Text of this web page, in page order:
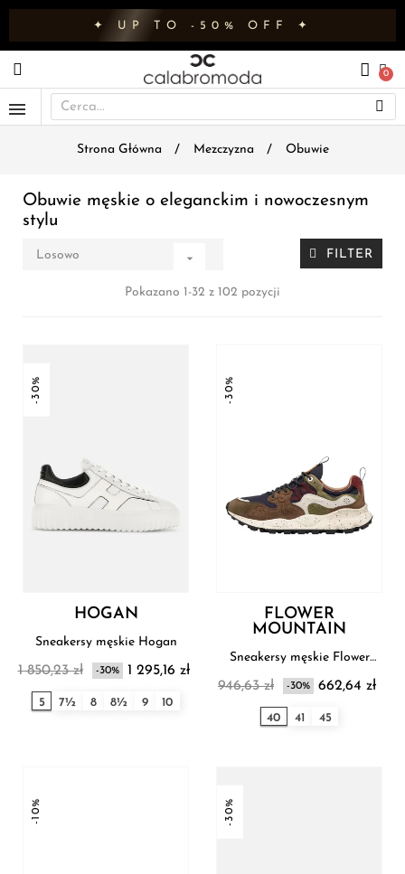
✦ UP TO -50% OFF ✦
Strona Główna Mezczyzna Obuwie
Obuwie męskie o eleganckim i nowoczesnym
stylu
Losowo  FILTER
Pokazano 1-32 z 102 pozycji
-30%
HOGAN
Sneakersy męskie Hogan
1 850,23 zł -30% 1 295,16 zł
5 7½ 8 8½ 9 10
-30%
FLOWER
MOUNTAIN
Sneakersy męskie Flower
946,63 zł -30% 662,64 zł
40 41 45
-10% -30%